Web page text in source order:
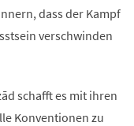
dass der Kampf
verschwinden
schafft es mit ihren
Konventionen zu